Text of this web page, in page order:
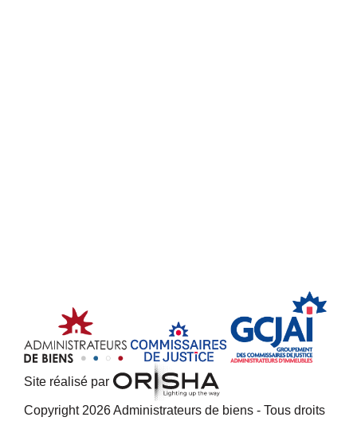
Site réalisé par
Copyright 2026 Administrateurs de biens - Tous droits